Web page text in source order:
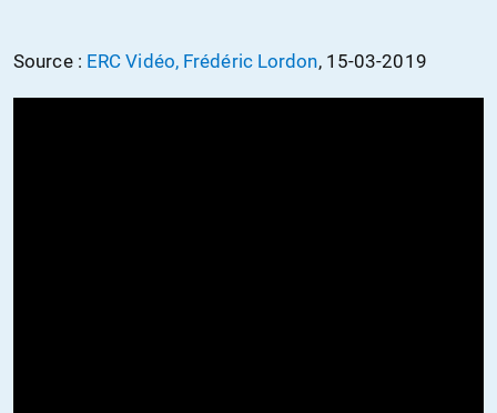
CONTACTER
FAIRE UN
Source : ERC Vidéo, Frédéric Lordon, 15-03-2019